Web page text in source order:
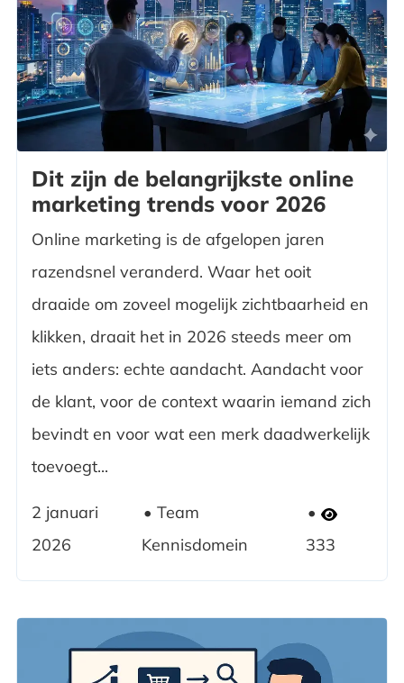
Dit zijn de belangrijkste online
marketing trends voor 2026
Online marketing is de afgelopen jaren
razendsnel veranderd. Waar het ooit
draaide om zoveel mogelijk zichtbaarheid en
klikken, draait het in 2026 steeds meer om
iets anders: echte aandacht. Aandacht voor
de klant, voor de context waarin iemand zich
bevindt en voor wat een merk daadwerkelijk
toevoegt...
2 januari
2026
Team
Kennisdomein
333